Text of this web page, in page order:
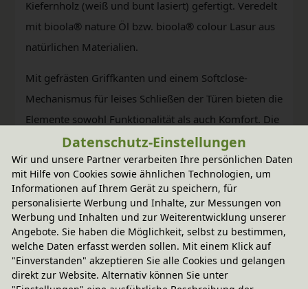
Kiefernholz (weiß und bunt lasiert) gefertigt. Veredelt
mit bioola® nature Öl bzw. bioola® colour Lasur aus
natürlichen Materialien.
Mit gefrästen Griffkanten und einem Softclose-
Mechanismus für leises Schließen der Türen bieten die
Elemente sowohl Funktionalität als auch Komfort. Die
Türen können optional mit einem Schloss ausgestattet
werden.
Entdecken Sie jetzt die vielseitigen
Einsatzmöglichkeiten des BioKinder Laura
Regalsystems und gestalten Sie Ihren Raum ganz
nach Ihren Wünschen und Bedürfnissen.
Datenschutz-Einstellungen
Wir und unsere Partner verarbeiten Ihre persönlichen Daten
mit Hilfe von Cookies sowie ähnlichen Technologien, um
Informationen auf Ihrem Gerät zu speichern, für
personalisierte Werbung und Inhalte, zur Messungen von
Werbung und Inhalten und zur Weiterentwicklung unserer
Angebote. Sie haben die Möglichkeit, selbst zu bestimmen,
welche Daten erfasst werden sollen. Mit einem Klick auf
"Einverstanden" akzeptieren Sie alle Cookies und gelangen
direkt zur Website. Alternativ können Sie unter